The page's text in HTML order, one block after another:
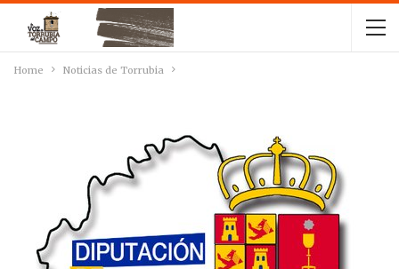
Home Noticias de Torrubia